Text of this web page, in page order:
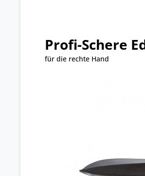
Profi-Schere
für die rechte Hand